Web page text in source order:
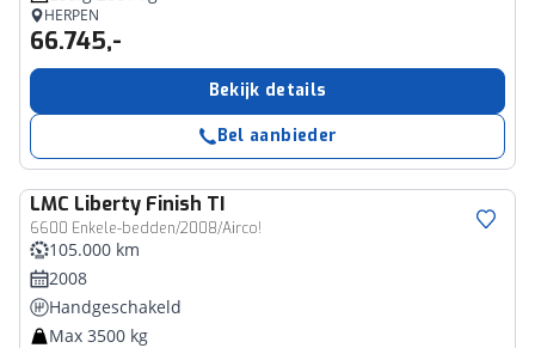
HERPEN
66.745,-
Bekijk details
Bel aanbieder
LMC Liberty Finish TI
6600 Enkele-bedden/2008/Airco!
105.000 km
2008
Handgeschakeld
Max 3500 kg